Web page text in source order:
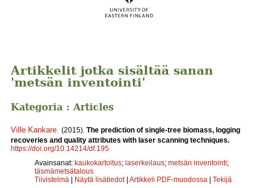
Artikkelit jotka sisältää sanan
'metsän inventointi'
Kategoria : Articles
Ville Kankare (2015). The prediction of single-tree biomass, logging
recoveries and quality attributes with laser scanning techniques.
https://doi.org/10.14214/df.195
Avainsanat: kaukokartoitus; laserkeilaus; metsän inventointi;
täsmämetsätalous
Tiivistelmä | Näytä lisätiedot | Artikkeli PDF-muodossa | Tekijä